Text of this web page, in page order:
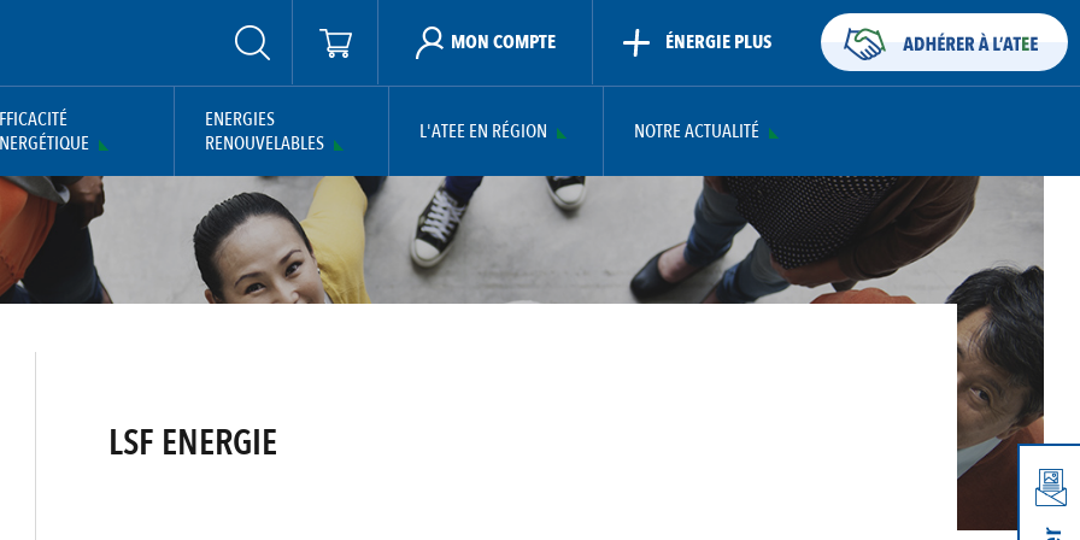
MON COMPTE ÉNERGIE PLUS
ENERGIES
RENOUVELABLES
L'ATEE EN RÉGION NOTRE ACTUALITÉ
LSF ENERGIE